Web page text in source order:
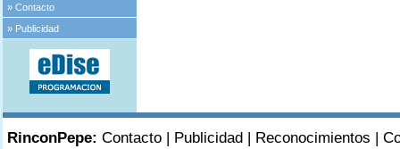
»Contacto
» Publicidad
RinconPepe: Contacto| Publicidad| Reconocimientos |